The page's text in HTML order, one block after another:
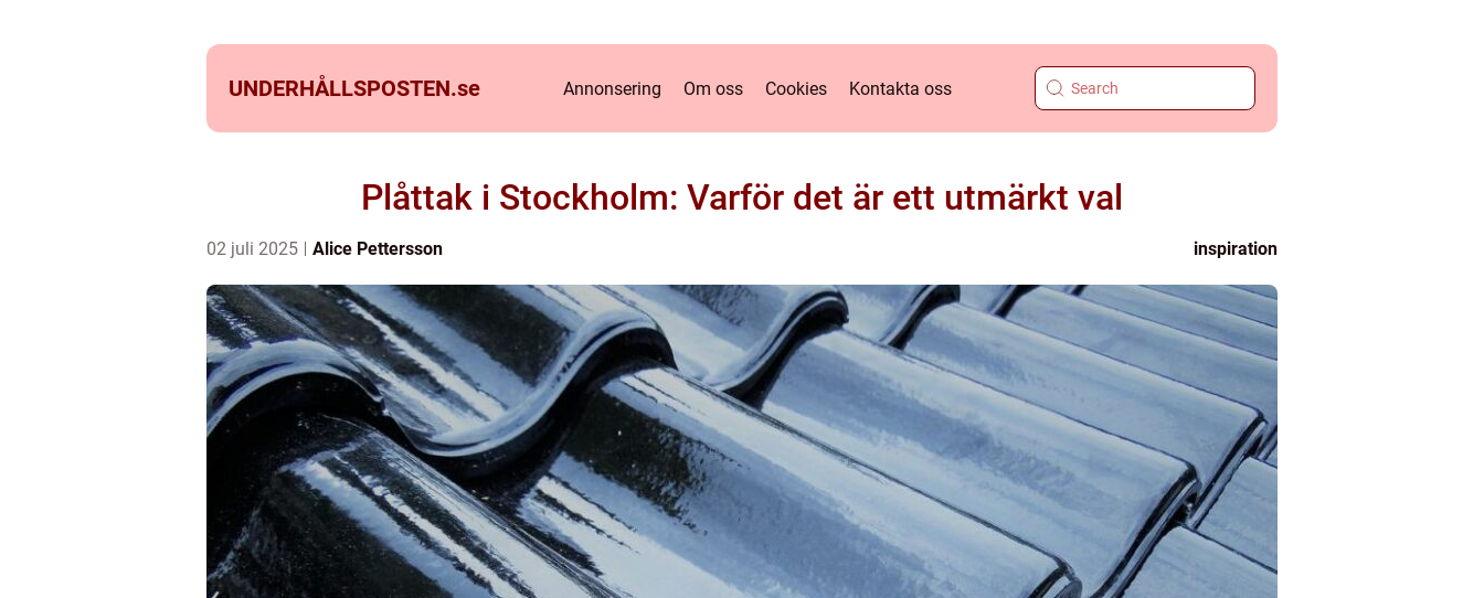
UNDERHÅLLSPOSTEN.se Annonsering Om oss Cookies Kontakta oss
Plåttak i Stockholm: Varför det är ett utmärkt val
02 juli 2025 Alice Pettersson inspiration